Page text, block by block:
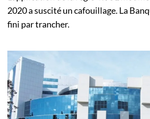
2020 a suscité un cafouillage. La
fini par trancher.